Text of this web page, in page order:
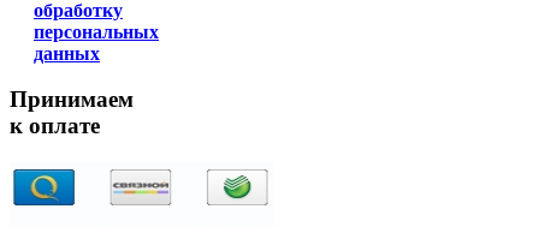
обработку
персональных
данных
Принимаем
к оплате